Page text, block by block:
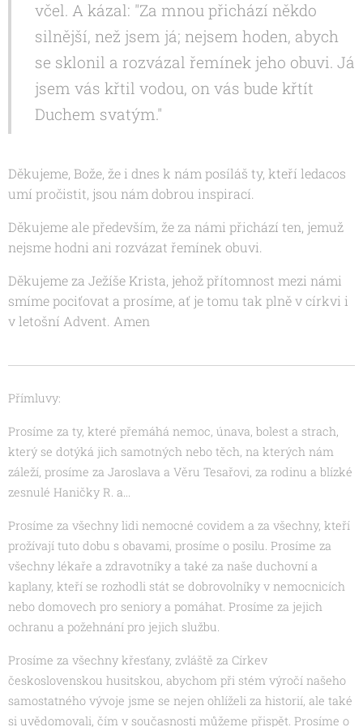
včel. A kázal: "Za mnou přichází někdo
silnější, než jsem já; nejsem hoden, abych
se sklonil a rozvázal řemínek jeho obuvi. Já
jsem vás křtil vodou, on vás bude křtít
Duchem svatým."
Děkujeme, Bože, že i dnes k nám posíláš ty, kteří ledacos
umí pročistit, jsou nám dobrou inspirací.
Děkujeme ale především, že za námi přichází ten, jemuž
nejsme hodni ani rozvázat řemínek obuvi.
Děkujeme za Ježíše Krista, jehož přítomnost mezi námi
smíme pociťovat a prosíme, ať je tomu tak plně v církvi i
v letošní Advent. Amen
Přímluvy:
Prosíme za ty, které přemáhá nemoc, únava, bolest a strach,
který se dotýká jich samotných nebo těch, na kterých nám
záleží, prosíme za Jaroslava a Věru Tesařovi, za rodinu a blízké
zesnulé Haničky R. a...
Prosíme za všechny lidi nemocné covidem a za všechny, kteří
prožívají tuto dobu s obavami, prosíme o posilu. Prosíme za
všechny lékaře a zdravotníky a také za naše duchovní a
kaplany, kteří se rozhodli stát se dobrovolníky v nemocnicích
nebo domovech pro seniory a pomáhat. Prosíme za jejich
ochranu a požehnání pro jejich službu.
Prosíme za všechny křesťany, zvláště za Církev
československou husitskou, abychom při stém výročí našeho
samostatného vývoje jsme se nejen ohlíželi za historií, ale také
si uvědomovali, čím v současnosti můžeme přispět. Prosíme o